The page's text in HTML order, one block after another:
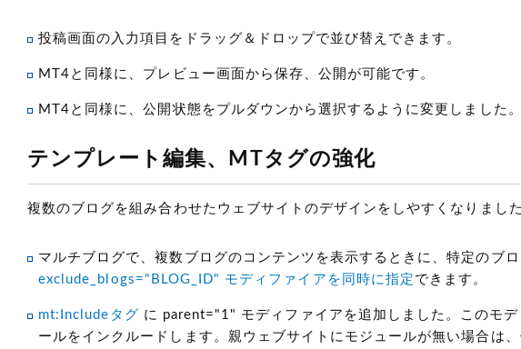
投稿画面の入力項目をドラッグ＆ドロップで並び替えできます。
MT4と同様に、プレビュー画面から保存、公開が可能です。
MT4と同様に、公開状態をプルダウンから選択するように変更しました。
テンプレート編集、MTタグの強化
複数のブログを組み合わせたウェブサイトのデザインをしやすくなりまし
マルチブログで、複数ブログのコンテンツを表示するときに、特定のブ
exclude_blogs="BLOG_ID" モディファイアを同時に指定 できます。
mt:Includeタグ に parent="1" モディファイアを追加しました。このモ
ールをインクルードします。親ウェブサイトにモジュールが無い場合は